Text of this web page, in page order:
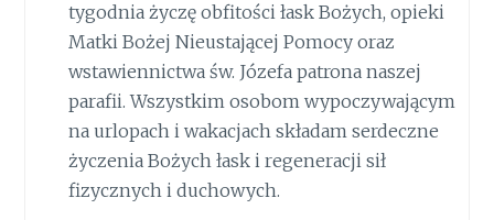
tygodnia życzę obfitości łask Bożych, opieki
Matki Bożej Nieustającej Pomocy oraz
wstawiennictwa św. Józefa patrona naszej
parafii. Wszystkim osobom wypoczywającym
na urlopach i wakacjach składam serdeczne
życzenia Bożych łask i regeneracji sił
fizycznych i duchowych.